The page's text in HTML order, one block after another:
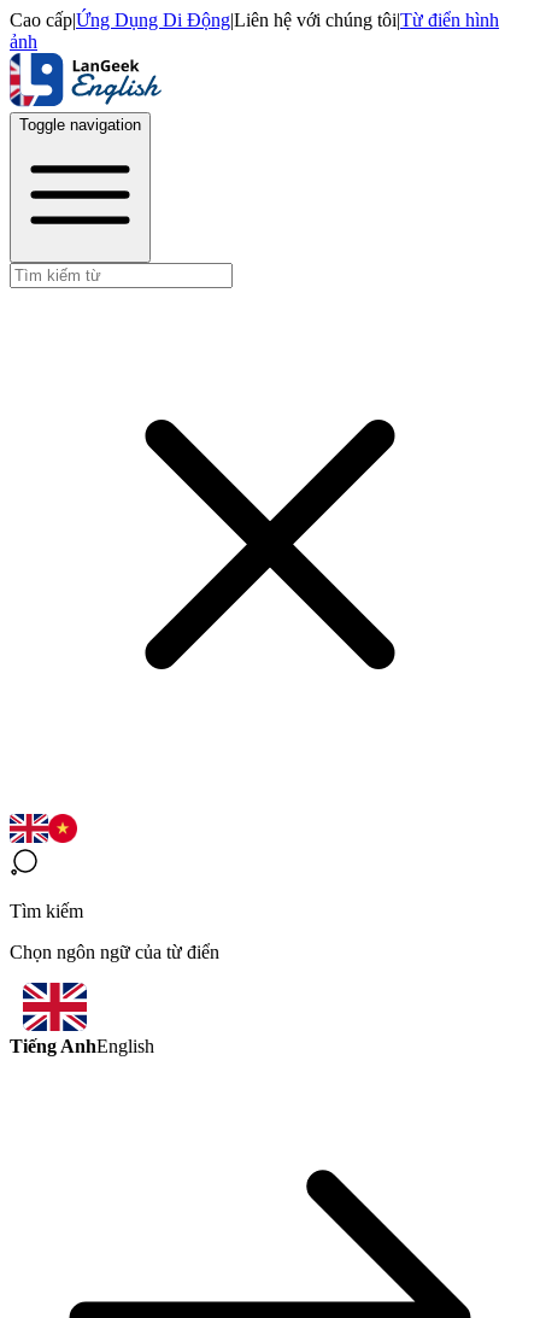
Cao cấp|Ứng Dụng Di Động|Liên hệ với chúng tôi|Từ điển hình
ảnh
Toggle navigation
Tìm kiếm
Chọn ngôn ngữ của từ điển
Tiếng AnhEnglish